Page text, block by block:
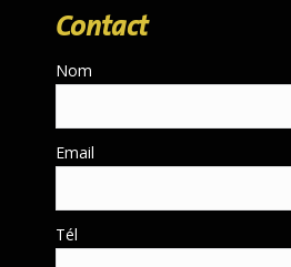
Contact
Nom
Email
Tél